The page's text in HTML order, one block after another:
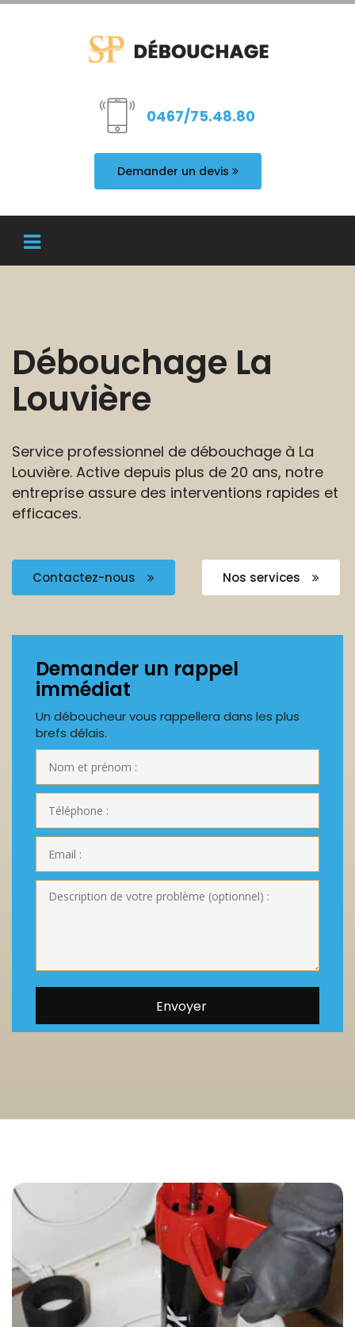
0467/75.48.80
Demander un devis
Débouchage La
Louvière
Service professionnel de débouchage à La
Louvière. Active depuis plus de 20 ans, notre
entreprise assure des interventions rapides et
efficaces.
Contactez-nous Nos services
Demander un rappel
immédiat
Un déboucheur vous rappellera dans les plus
brefs délais.